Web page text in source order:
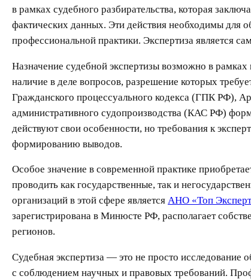
в рамках судебного разбирательства, которая
фактических данных. Эти действия необходимы для
профессиональной практики. Экспертиза является
Назначение судебной экспертизы возможно в
наличие в деле вопросов, разрешение которых
Гражданского процессуального кодекса (ГПК РФ),
административного судопроизводства (КАС РФ)
действуют свои особенности, но требования к
формированию выводов.
Особое значение в современной практике
проводить как государственные, так и
организаций в этой сфере является АНО «Топ
зарегистрирована в Минюсте РФ, располагает
регионов.
Судебная экспертиза — это не просто исследование
с соблюдением научных и правовых требований.